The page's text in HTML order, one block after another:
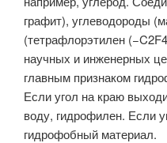
графит), углеводороды
(тетрафлорэтилен
научных и инженерных
главным признаком
Если угол на краю
воду, гидрофилен. Если
гидрофобный материал.